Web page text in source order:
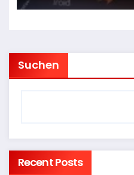
Suchen
Recent Posts